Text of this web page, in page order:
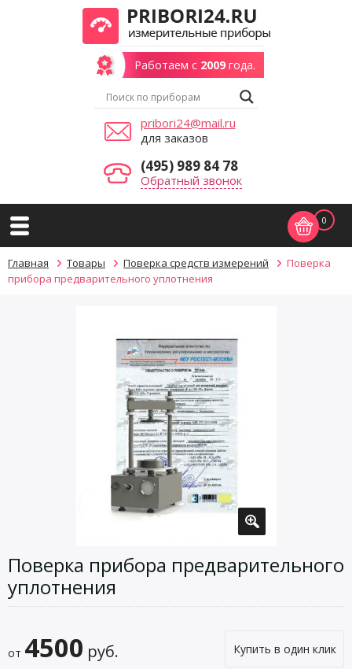
Работаем с 2009года.
pribori24@mail.ru
для заказов
(495) 989 84 78
Обратный звонок
0
Главная Товары Поверка средств измерений
Поверка
прибора предварительного уплотнения
Поверка прибора предварительного
уплотнения
от 4500 руб. Купить в один клик